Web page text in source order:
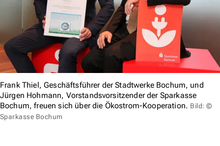
Frank Thiel, Geschäftsführer der Stadtwerke Bochum, und
Jürgen Hohmann, Vorstandsvorsitzender der Sparkasse
Bochum, freuen sich über die Ökostrom-Kooperation. Bild: ©
Sparkasse Bochum